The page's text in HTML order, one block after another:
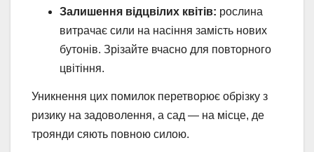
Залишення відцвілих квітів: рослина
витрачає сили на насіння замість нових
бутонів. Зрізайте вчасно для повторного
цвітіння.
Уникнення цих помилок перетворює обрізку з
ризику на задоволення, а сад — на місце, де
троянди сяють повною силою.